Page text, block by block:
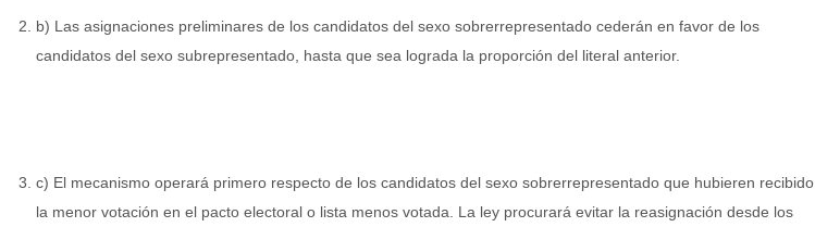
b) Las asignaciones preliminares de los candidatos del sexo sobrerrepresentado cederán en favor de los
candidatos del sexo subrepresentado, hasta que sea lograda la proporción del literal anterior.
c) El mecanismo operará primero respecto de los candidatos del sexo sobrerrepresentado que hubieren recibido
la menor votación en el pacto electoral o lista menos votada. La ley procurará evitar la reasignación desde los